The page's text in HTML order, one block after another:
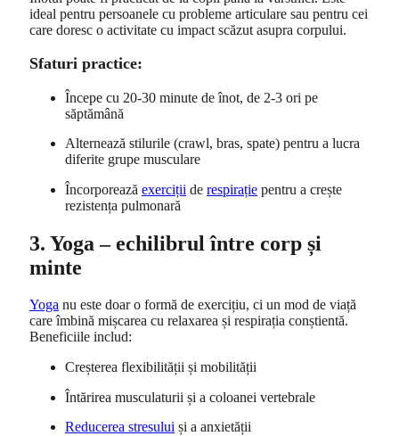
ideal pentru persoanele cu probleme articulare sau pentru cei
care doresc o activitate cu impact scăzut asupra corpului.
Sfaturi practice:
Începe cu 20-30 minute de înot, de 2-3 ori pe
săptămână
Alternează stilurile (crawl, bras, spate) pentru a lucra
diferite grupe musculare
Încorporează exerciții de respirație pentru a crește
rezistența pulmonară
3. Yoga – echilibrul între corp și
minte
Yoga nu este doar o formă de exercițiu, ci un mod de viață
care îmbină mișcarea cu relaxarea și respirația conștientă.
Beneficiile includ:
Creșterea flexibilității și mobilității
Întărirea musculaturii și a coloanei vertebrale
Reducerea stresului și a anxietății